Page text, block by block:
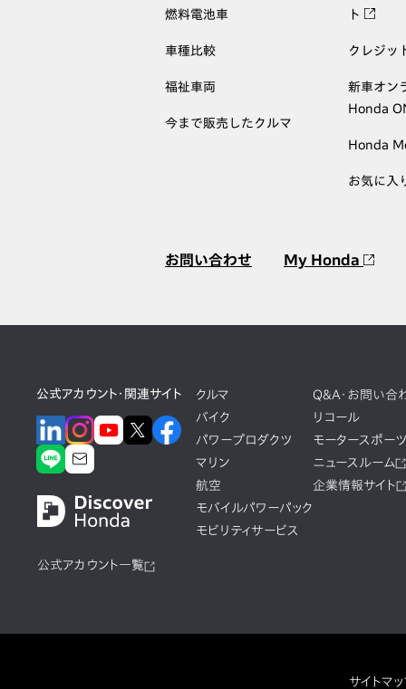
燃料電池車
車種比較
福祉車両
今まで販売したクルマ
ト
クレジッ
新車オン
Honda
Honda
お気に入
お問い合わせ My Honda
公式アカウント・関連サイト
公式アカウント一覧
クルマ
バイク
パワープロダクツ
マリン
航空
モバイルパワーパック
モビリティサービス
Q&A・お問い合
リコール
モータースポーツ
ニュースルーム
企業情報サイト
サイトマ